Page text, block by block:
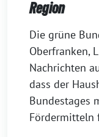
Region
5.
Oktober
2022
Die grüne
Oberfranken,
Nachrichten
dass der
Bundestages
Fördermitteln